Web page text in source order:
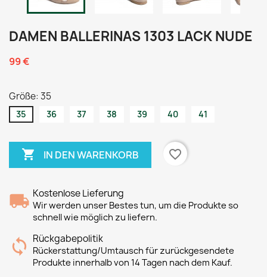
DAMEN BALLERINAS 1303 LACK NUDE
99 €
Größe: 35
35 36 37 38 39 40 41
 IN DEN WARENKORB favorite_border
Kostenlose Lieferung
Wir werden unser Bestes tun, um die Produkte so
schnell wie möglich zu liefern.
Rückgabepolitik
Rückerstattung/Umtausch für zurückgesendete
Produkte innerhalb von 14 Tagen nach dem Kauf.